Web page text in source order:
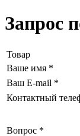
Запрос
Товар
Ваше имя *
Ваш E-mail *
Контактный
Вопрос *